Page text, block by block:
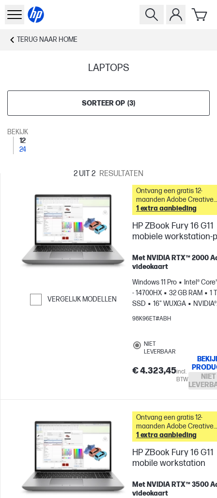
TERUG NAAR HOME
LAPTOPS
SORTEER OP (3)
BEKIJK
12
24
2 UIT 2 RESULTATEN
VERGELIJK MODELLEN
Ontvang een gratis 12-
maanden Adobe Creative
Cloud Fotografie-
abonnement met deze pc
1 extra aanbieding
HP ZBook Fury 16 G11
mobiele workstation-
Met NVIDIA RTX™ 2000
videokaart
Windows 11 Pro
Intel®
- 14700HX
32 GB RAM
1
SSD
16" WUXGA
NVIDIA®
RTX™ 2000 (8 GB)
98K96ET#ABH
NIET
LEVERBAAR
€ 4.323,45incl.
BTW
NIET
Ontvang een gratis 12-
maanden Adobe Creative
Cloud Fotografie-
abonnement met deze pc
1 extra aanbieding
HP ZBook Fury 16 G11
mobile workstation
Met NVIDIA RTX™ 3500
videokaart